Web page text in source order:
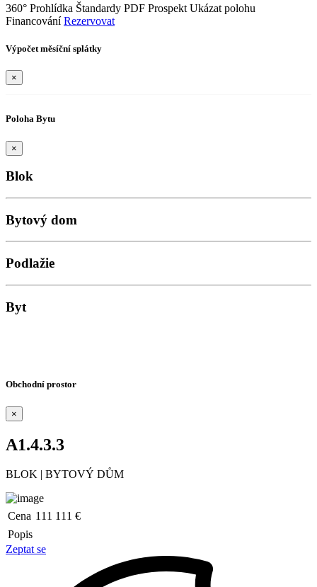
360° Prohlídka Štandardy PDF Prospekt Ukázat polohu
Financování Rezervovat
Výpočet měsíční splátky
×
Poloha Bytu
×
Blok
Bytový dom
Podlažie
Byt
Obchodní prostor
×
A1.4.3.3
BLOK | BYTOVÝ DŮM
Cena 111 111 €
Popis
Zeptat se